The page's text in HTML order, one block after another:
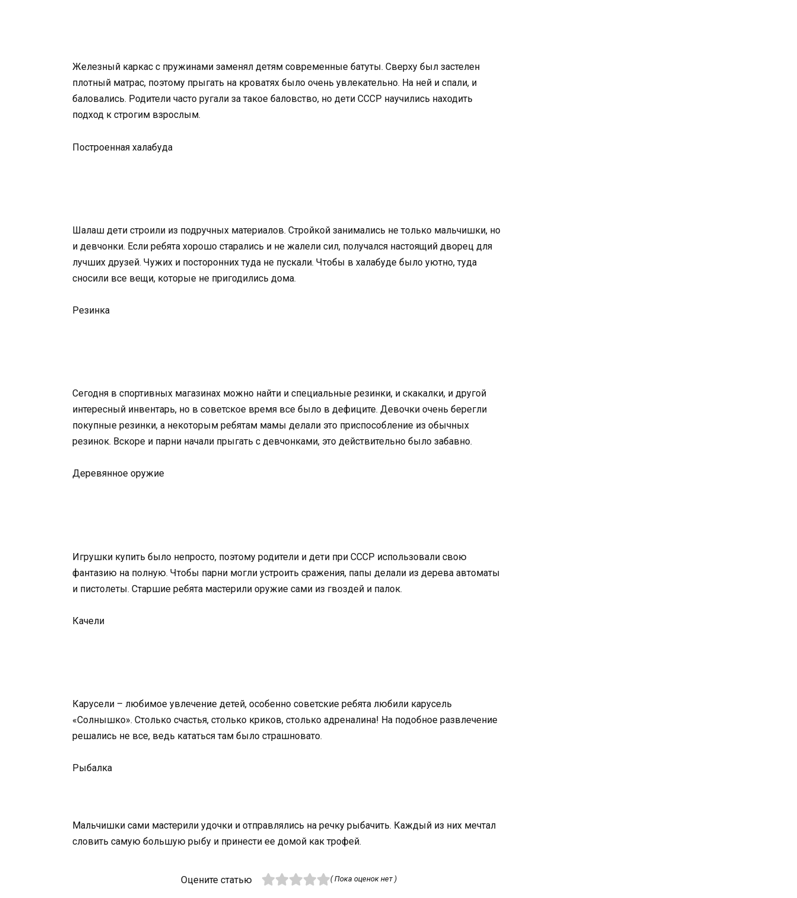
Железный каркас с пружинами заменял детям современные батуты. Сверху был застелен
плотный матрас, поэтому прыгать на кроватях было очень увлекательно. На ней и спали, и
баловались. Родители часто ругали за такое баловство, но дети СССР научились находить
подход к строгим взрослым.
Построенная халабуда
Шалаш дети строили из подручных материалов. Стройкой занимались не только мальчишки, но
и девчонки. Если ребята хорошо старались и не жалели сил, получался настоящий дворец для
лучших друзей. Чужих и посторонних туда не пускали. Чтобы в халабуде было уютно, туда
сносили все вещи, которые не пригодились дома.
Резинка
Сегодня в спортивных магазинах можно найти и специальные резинки, и скакалки, и другой
интересный инвентарь, но в советское время все было в дефиците. Девочки очень берегли
покупные резинки, а некоторым ребятам мамы делали это приспособление из обычных
резинок. Вскоре и парни начали прыгать с девчонками, это действительно было забавно.
Деревянное оружие
Игрушки купить было непросто, поэтому родители и дети при СССР использовали свою
фантазию на полную. Чтобы парни могли устроить сражения, папы делали из дерева автоматы
и пистолеты. Старшие ребята мастерили оружие сами из гвоздей и палок.
Качели
Карусели – любимое увлечение детей, особенно советские ребята любили карусель
«Солнышко». Столько счастья, столько криков, столько адреналина! На подобное развлечение
решались не все, ведь кататься там было страшновато.
Рыбалка
Мальчишки сами мастерили удочки и отправлялись на речку рыбачить. Каждый из них мечтал
словить самую большую рыбу и принести ее домой как трофей.
Оцените статью ( Пока оценок нет )